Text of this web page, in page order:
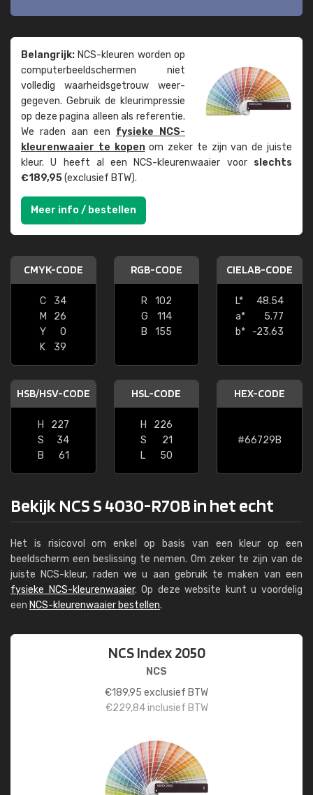
Belangrijk: NCS-kleuren worden op
computer­beeld­schermen niet
volledig waarheids­­getrouw weer­
gegeven. Gebruik de kleur­impressie
op deze pagina alleen als referentie.
We raden aan een fysieke NCS-
kleuren­waaier te kopenom zeker te zijn van de juiste
kleur. U heeft al een NCS-kleuren­waaier voor slechts
€189,95(exclusief BTW).
Meer info / bestellen
CMYK-CODE
C
34
M
26
Y
0
K
39
RGB-CODE
R
102
G
114
B
155
CIELAB-CODE
L*
48.54
a*
5.77
b*
-23.63
HSB/HSV-CODE
H
227
S
34
B
61
HSL-CODE
H
226
S
21
L
50
HEX-CODE
#66729B
Bekijk NCS S 4030-R70B in het echt
Het is risicovol om enkel op basis van een kleur op een
beeldscherm een beslissing te nemen. Om zeker te zijn van de
juiste NCS-kleur, raden we u aan gebruik te maken van een
fysieke NCS-kleurenwaaier. Op deze website kunt u voordelig
een NCS-kleurenwaaier bestellen.
NCS Index 2050
NCS
€189,95 exclusief BTW
€229,84inclusief BTW